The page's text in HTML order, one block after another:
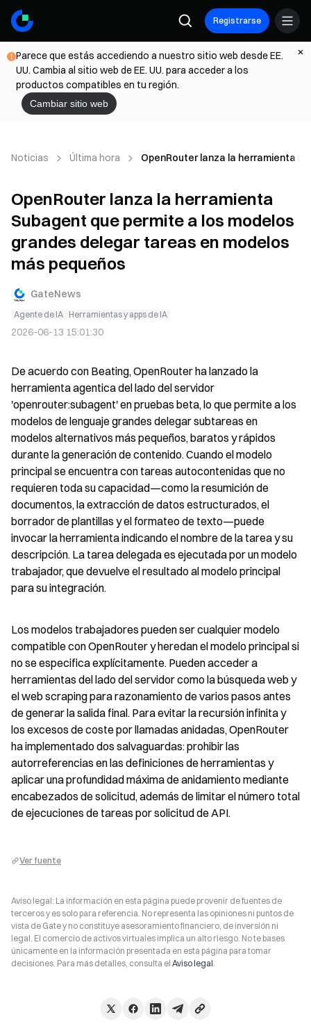
Registrarse
Parece que estás accediendo a nuestro sitio web desde EE.
UU. Cambia al sitio web de EE. UU. para acceder a los
productos compatibles en tu región.
Cambiar sitio web
Noticias Última hora OpenRouter lanza la herramienta
OpenRouter lanza la herramienta
Subagent que permite a los modelos
grandes delegar tareas en modelos
más pequeños
GateNews
Agente de IA Herramientas y apps de IA
2026-06-13 15:01:30
De acuerdo con Beating, OpenRouter ha lanzado la
herramienta agentica del lado del servidor
'openrouter:subagent' en pruebas beta, lo que permite a los
modelos de lenguaje grandes delegar subtareas en
modelos alternativos más pequeños, baratos y rápidos
durante la generación de contenido. Cuando el modelo
principal se encuentra con tareas autocontenidas que no
requieren toda su capacidad—como la resumición de
documentos, la extracción de datos estructurados, el
borrador de plantillas y el formateo de texto—puede
invocar la herramienta indicando el nombre de la tarea y su
descripción. La tarea delegada es ejecutada por un modelo
trabajador, que devuelve el resultado al modelo principal
para su integración.
Los modelos trabajadores pueden ser cualquier modelo
compatible con OpenRouter y heredan el modelo principal si
no se especifica explícitamente. Pueden acceder a
herramientas del lado del servidor como la búsqueda web y
el web scraping para razonamiento de varios pasos antes
de generar la salida final. Para evitar la recursión infinita y
los excesos de coste por llamadas anidadas, OpenRouter
ha implementado dos salvaguardas: prohibir las
autorreferencias en las definiciones de herramientas y
aplicar una profundidad máxima de anidamiento mediante
encabezados de solicitud, además de limitar el número total
de ejecuciones de tareas por solicitud de API.
Ver fuente
Aviso legal: La información en esta página puede provenir de fuentes de
terceros y es solo para referencia. No representa las opiniones ni puntos de
vista de Gate y no constituye asesoramiento financiero, de inversión ni
legal. El comercio de activos virtuales implica un alto riesgo. No te bases
únicamente en la información presentada en esta página para tomar
decisiones. Para más detalles, consulta el Aviso legal.